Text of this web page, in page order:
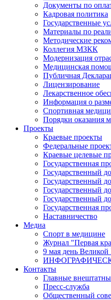
Документы по
Кадровая политика
Государственные
Материалы по
Методические
Коллегия МЗКК
Модернизация
Медицинская
Публичная
Лицензирование
Лекарственное
Информация о
Спортивная
Порядки оказания
Проекты
Краевые проекты
Федеральные
Краевые целевые
Государственная
Государственный
Государственный
Государственный
Государственный
Государственная
Наставничество
Медиа
Спорт в медицине
Журнал "Первая
9 мая день
Контакты
Главные
Пресс-служба
Общественный